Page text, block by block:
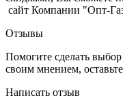
сайт Компании "Опт-
Отзывы
Помогите сделать
своим мнением,
Написать отзыв